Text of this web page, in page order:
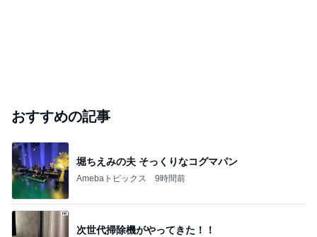
おすすめの記事
堀ちえみの夫 そっくりなコグマパン
Amebaトピックス 9時間前
次世代掃除機がやってきた！！